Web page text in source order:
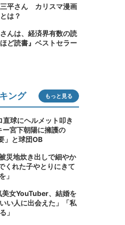
平さん カリスマ漫画
は？
んは、経済界有数の読
ど読書』ベストセラー
ング もっと見る
球にヘルメット叩き
宮下朝陽に擁護の
」と球団OB
災地炊き出しで細やか
くれた子やとりにきて
」
女YouTuber、結婚を
い人に出会えた」「私
」